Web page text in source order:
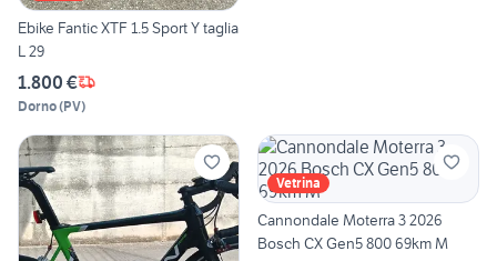
Ebike Fantic XTF 1.5 Sport Y taglia
L 29
1.800 €
Dorno(PV)
Vetrina
Cannondale Moterra 3 2026
Bosch CX Gen5 800 69km M